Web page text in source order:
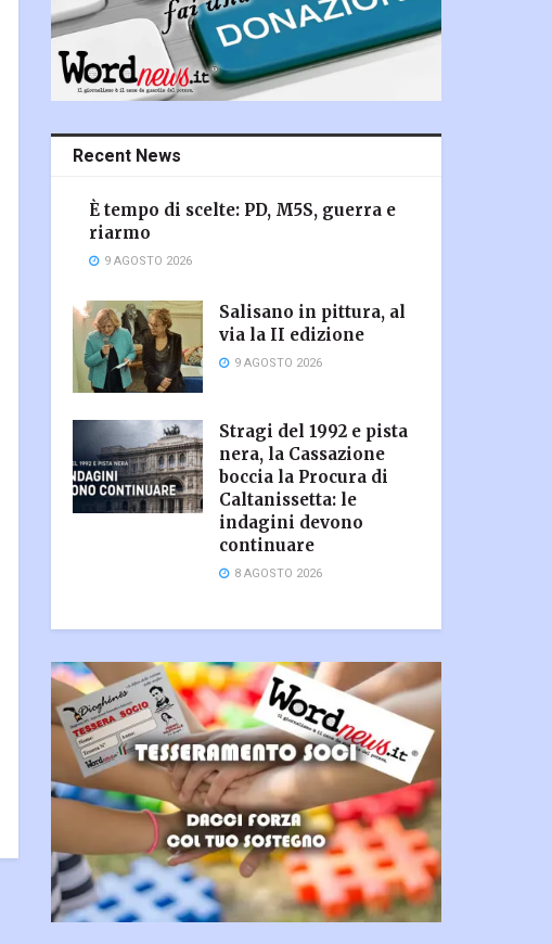
Recent News
È tempo di scelte: PD, M5S, guerra e
riarmo
9 AGOSTO 2026
Salisano in pittura, al
via la II edizione
9 AGOSTO 2026
Stragi del 1992 e pista
nera, la Cassazione
boccia la Procura di
Caltanissetta: le
indagini devono
continuare
8 AGOSTO 2026